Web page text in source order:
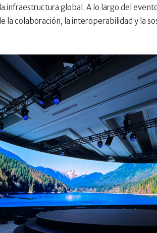
infraestructura global. A lo largo del
la colaboración, la interoperabilidad y la